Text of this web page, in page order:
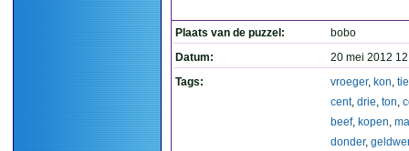
Plaats van de puzzel:
bobo
Datum:
20 mei 2012
Tags:
vroeger, kon,
cent, drie, ton,
beef, kopen,
donder,